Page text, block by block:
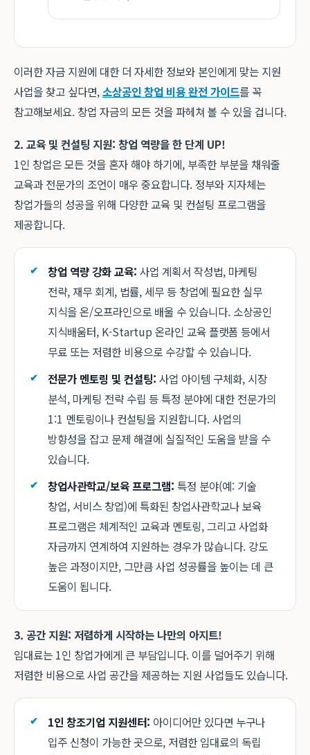
이러한 자금 지원에 대한 더 자세한 정보와 본인에게 맞는 지원
사업을 찾고 싶다면,소상공인 창업 비용 완전 가이드를 꼭
참고해보세요. 창업 자금의 모든 것을 파헤쳐 볼 수 있을 겁니다.
2. 교육 및 컨설팅 지원: 창업 역량을 한 단계 UP!
1인 창업은 모든 것을 혼자 해야 하기에, 부족한 부분을 채워줄
교육과 전문가의 조언이 매우 중요합니다. 정부와 지자체는
창업가들의 성공을 위해 다양한 교육 및 컨설팅 프로그램을
제공합니다.
창업 역량 강화 교육: 사업 계획서 작성법, 마케팅
전략, 재무 회계, 법률, 세무 등 창업에 필요한 실무
지식을 온/오프라인으로 배울 수 있습니다. 소상공인
지식배움터, K-Startup 온라인 교육 플랫폼 등에서
무료 또는 저렴한 비용으로 수강할 수 있습니다.
전문가 멘토링 및 컨설팅: 사업 아이템 구체화, 시장
분석, 마케팅 전략 수립 등 특정 분야에 대한 전문가의
1:1 멘토링이나 컨설팅을 지원합니다. 사업의
방향성을 잡고 문제 해결에 실질적인 도움을 받을 수
있습니다.
창업사관학교/보육 프로그램: 특정 분야(예: 기술
창업, 서비스 창업)에 특화된 창업사관학교나 보육
프로그램은 체계적인 교육과 멘토링, 그리고 사업화
자금까지 연계하여 지원하는 경우가 많습니다. 강도
높은 과정이지만, 그만큼 사업 성공률을 높이는 데 큰
도움이 됩니다.
3. 공간 지원: 저렴하게 시작하는 나만의 아지트!
임대료는 1인 창업가에게 큰 부담입니다. 이를 덜어주기 위해
저렴한 비용으로 사업 공간을 제공하는 지원 사업들도 있습니다.
1인 창조기업 지원센터: 아이디어만 있다면 누구나
입주 신청이 가능한 곳으로, 저렴한 임대료의 독립